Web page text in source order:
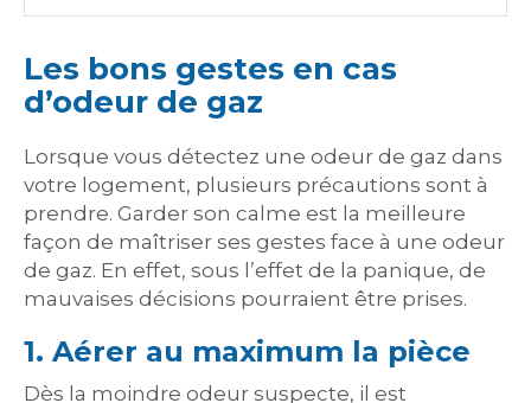
Les bons gestes en cas
d’odeur de gaz
Lorsque vous détectez une odeur de gaz dans
votre logement, plusieurs précautions sont à
prendre. Garder son calme est la meilleure
façon de maîtriser ses gestes face à une odeur
de gaz. En effet, sous l’effet de la panique, de
mauvaises décisions pourraient être prises.
1. Aérer au maximum la pièce
Dès la moindre odeur suspecte, il est